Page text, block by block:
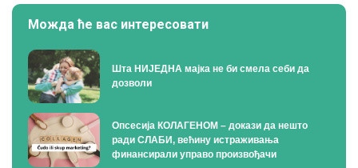
Можда ће вас интересовати
Шта НИЈЕДНА мајка не би смела себи да
дозволи
Опсесија КОЛАГЕНОМ – докази да нешто
ради СЛАБИ, већину истраживања
финансирали управо произвођачи